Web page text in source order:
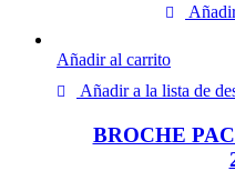
Añadir al carrito
Añadir a la lista de
BROCHE